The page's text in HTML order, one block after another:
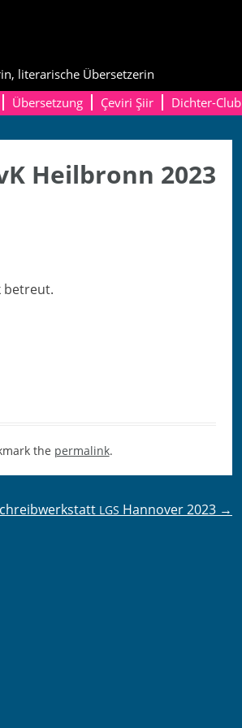
literarische Übersetzerin
Übersetzung Çeviri Şiir Dichter-Club
Heilbronn 2023
betreut.
the permalink.
LGS Hannover 2023 →